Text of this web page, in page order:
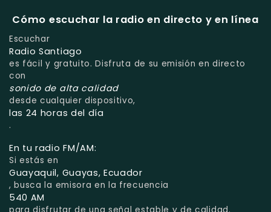
Cómo escuchar la radio en directo y en línea
Escuchar
Radio Santiago
es fácil y gratuito. Disfruta de su emisión en directo
con
sonido de alta calidad
desde cualquier dispositivo,
las 24 horas del día
.
En tu radio FM/AM:
Si estás en
Guayaquil, Guayas, Ecuador
, busca la emisora en la frecuencia
540 AM